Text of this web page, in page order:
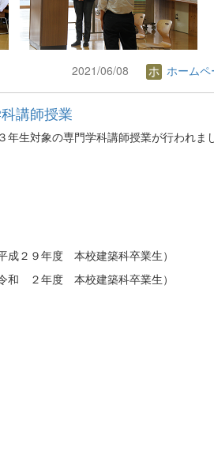
2021/06/08 ホーム
講師授業
年生対象の専門学科講師授業が行われま
年度 本校建築科卒業生）
年度 本校建築科卒業生）